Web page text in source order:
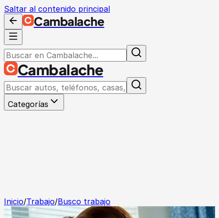
Saltar al contenido principal
Cambalache
Cambalache
Categorías
Inicio/Trabajo/Busco trabajo